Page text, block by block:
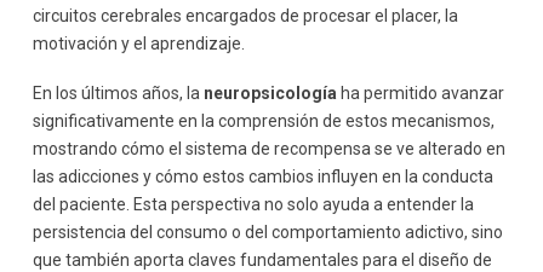
Intervenciones dirigidas al control ejecutivo
Manejo del craving
Prevención de recaídas
Importancia del enfoque multidisciplinar
Formación especializada en adicciones
Conclusión: comprender el cerebro para intervenir
mejor
circuitos cerebrales encargados de procesar el placer, la
motivación y el aprendizaje.
En los últimos años, la neuropsicología ha permitido avanzar
significativamente en la comprensión de estos mecanismos,
mostrando cómo el sistema de recompensa se ve alterado en
las adicciones y cómo estos cambios influyen en la conducta
del paciente. Esta perspectiva no solo ayuda a entender la
persistencia del consumo o del comportamiento adictivo, sino
que también aporta claves fundamentales para el diseño de